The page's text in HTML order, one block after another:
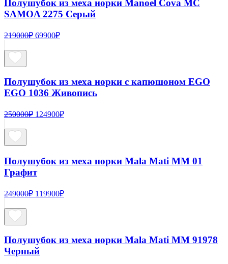
Полушубок из меха норки Manoel Cova MC
SAMOA 2275 Серый
219000₽ Первоначальная
69900₽Текущая
Полушубок из меха норки с капюшоном EGO
EGO 1036 Живопись
250000₽ Первоначальная
124900₽Текущая
Полушубок из меха норки Mala Mati MM 01
Графит
249000₽ Первоначальная
119900₽Текущая
Полушубок из меха норки Mala Mati MM 91978
Черный